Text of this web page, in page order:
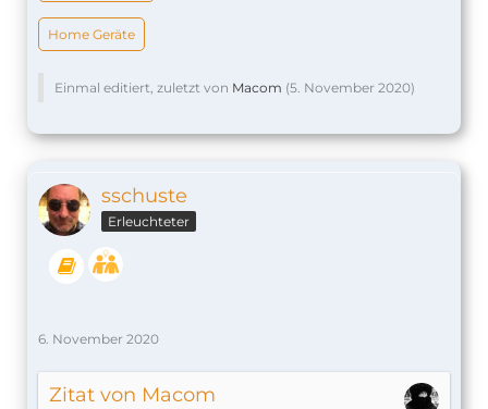
Home Geräte
Einmal editiert, zuletzt von Macom (5. November 2020)
sschuste
Erleuchteter
6. November 2020
Zitat von Macom